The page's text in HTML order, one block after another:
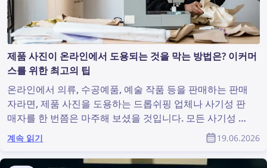
제품 사진이 온라인에서 도용되는 것을 막는 방법은? 이커머
스를 위한 최고의 팁
온라인에서 의류, 수공예품, 예술 작품 등을 판매하는 판매
자라면, 제품 사진을 도용하는 드롭쉬핑 업체나 사기성 판
매자를 한 번쯤은 마주해 보셨을 것입니다. 모든 사기성 판
매자를 찾아내고 해당 사진을 삭제하도록 하는 일은 종종
불가능하게 느껴집니다. 하지만 생각만큼 어려운 문제는
아닙니다. 역이미지 검색 기술을 활용하면 온라인 저작권
계속 읽기 19.06.2026